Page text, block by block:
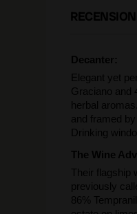
Decanter:
Elegant yet
Graciano and
herbal
and framed
Drinking
The Wine
Their flagship
previously
86%